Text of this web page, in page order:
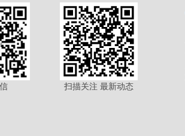
扫描关注 最新动态